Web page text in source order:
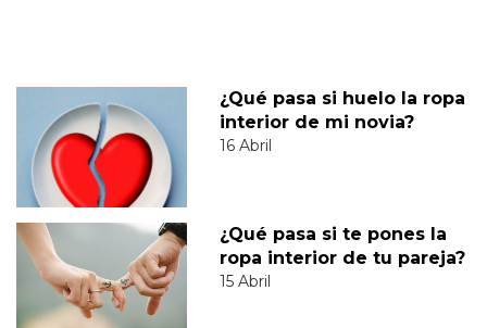
¿Qué pasa si huelo la ropa
interior de mi novia?
16 Abril
¿Qué pasa si te pones la
ropa interior de tu pareja?
15 Abril